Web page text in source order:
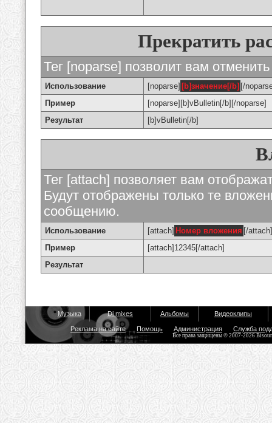
Прекратить
Тег [noparse] позволит вам
Использование [noparse] [b]значение[/b] [/
Пример
[noparse][b]vBulletin[/b][/noparse]
Результат
[b]vBulletin[/b]
Тег [attach] позволяет вам
Будут отображены только те
сообщению.
Использование [attach] Номер вложения [/attach]
Пример
[attach]12345[/attach]
Результат
Музыка Dj mixes Альбомы Видеоклипы
Реклама на сайте Помощь Администрация Служба
Все права защищены © 2007-2026